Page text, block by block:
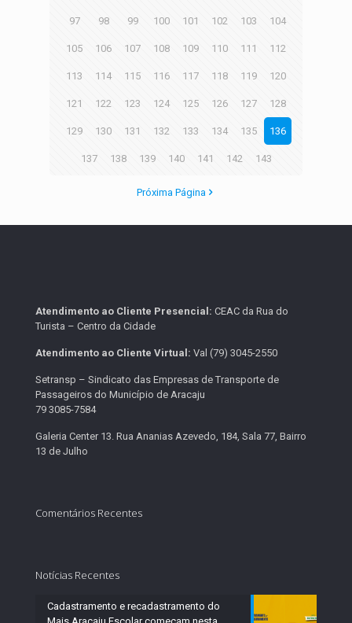
97 98 99 100 101 102 103 104
105 106 107 108 109 110 111 112
113 114 115 116 117 118 119 120
121 122 123 124 125 126 127 128
129 130 131 132 133 134 135 136
137 138 139 140 141 142 143
Próxima Página
Atendimento ao Cliente Presencial: CEAC da Rua do
Turista – Centro da Cidade
Atendimento ao Cliente Virtual: Val (79) 3045-2550
Setransp – Sindicato das Empresas de Transporte de
Passageiros do Município de Aracaju
79 3085-7584
Galeria Center 13. Rua Ananias Azevedo, 184, Sala 77, Bairro
13 de Julho
Comentários Recentes
Notícias Recentes
Cadastramento e recadastramento do
Mais Aracaju Escolar começam nesta